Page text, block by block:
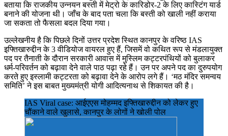
बताया कि राजकीय उन्नयन बस्ती में मेट्रो के कारिडोर-2 के लिए कास्टिंग यार्ड
बनाने की योजना थी। जाँच के बाद पता चला कि बस्ती को खाली नहीं कराया
जा सकता तो फैसला बदल दिया गया।
उल्लेखनीय है कि पिछले दिनों उत्तर प्रदेश स्थित कानपुर के वरिष्ठ IAS
इफ्तिखारुद्दीन के 3 वीडियोज वायरल हुए हैं, जिसमें वो कथित रूप से मंडलायुक्त
पद पर तैनाती के दौरान सरकारी आवास में मुस्लिम कट्टरपंथियों को बुलाकर
धर्म-परिवर्तन को बढ़ावा देने वाले पाठ पढ़ा रहे हैं। उन पर अपने पद का दुरुपयोग
करते हुए इस्लामी कट्टरता को बढ़ावा देने के आरोप लगे हैं। ‘मठ मंदिर समन्वय
समिति’ ने इस बाबत मुख्यमंत्री योगी आदित्यनाथ से शिकायत की है।
IAS Viral case: आईएएस मोहम्मद इफ्तिखारुद्दीन को लेकर हुए
चौंकाने वाले खुलासे, कानपुर के लोगों ने खोली पोल